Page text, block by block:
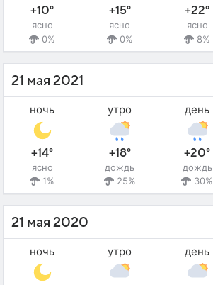
+10°
ясно
0%
+15°
ясно
0%
+22°
ясно
8%
21 мая 2021
ночь
+14°
ясно
1%
утро
+18°
дождь
25%
день
+20°
дождь
30%
21 мая 2020
ночь утро день